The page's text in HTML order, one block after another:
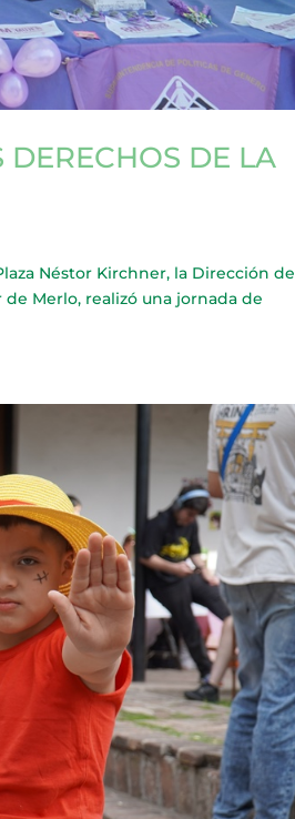
DE LA
Néstor Kirchner, la Dirección de
Merlo, realizó una jornada de